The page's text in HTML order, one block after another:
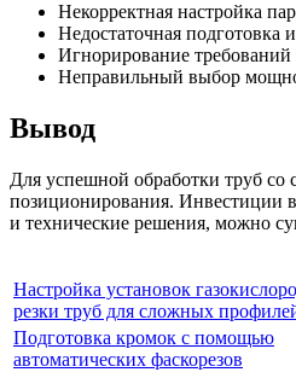
Некорректная настройка
Недостаточная подготовка
Игнорирование
Неправильный выбор
Вывод
Для успешной обработки труб
позиционирования. Инвестиции
и технические решения, можно
Настройка установок
резки труб для сложных
Подготовка кромок с помощью
автоматических фаскорезов